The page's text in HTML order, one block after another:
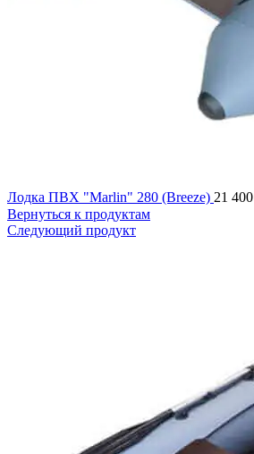
Лодка ПВХ "Marlin" 280 (Breeze) 21 400
Вернуться к продуктам
Следующий продукт